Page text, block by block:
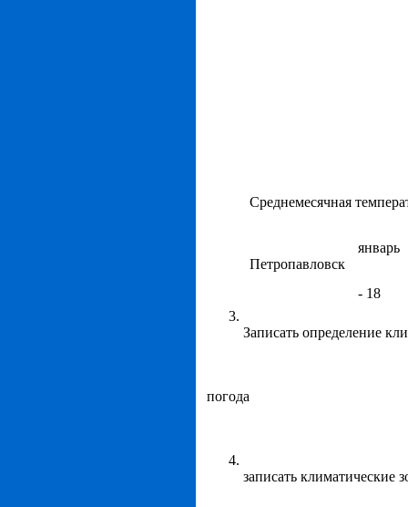
Среднемесячная
Петропавловск
январь
- 18
Записать определение
погода
записать климатические